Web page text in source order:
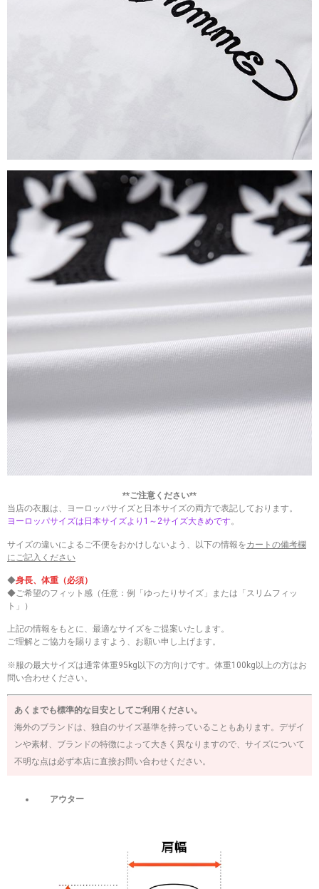
**ご注意ください**
当店の衣服は、ヨーロッパサイズと日本サイズの両方で表記しております。
ヨーロッパサイズは日本サイズより1～2サイズ大きめです。
サイズの違いによるご不便をおかけしないよう、以下の情報をカートの備考欄
にご記入ください
◆身長、体重（必須）
◆ご希望のフィット感（任意：例「ゆったりサイズ」または「スリムフィッ
ト」）
上記の情報をもとに、最適なサイズをご提案いたします。
ご理解とご協力を賜りますよう、お願い申し上げます。
※服の最大サイズは通常体重95kg以下の方向けです。体重100kg以上の方はお
問い合わせください。
あくまでも標準的な目安としてご利用ください。
海外のブランドは、独自のサイズ基準を持っていることもあります。デザイ
ンや素材、ブランドの特徴によって大きく異なりますので、サイズについて
不明な点は必ず本店に直接お問い合わせください。
アウター